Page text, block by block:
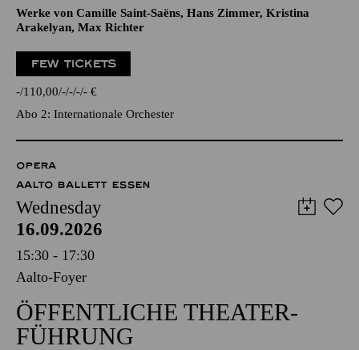
Werke von Camille Saint-Saëns, Hans Zimmer, Kristina
Arakelyan, Max Richter
FEW TICKETS
- 110,00 - - - - €
Abo 2: Internationale Orchester
OPERA
AALTO BALLETT ESSEN
Wednesday
16.09.2026
15:30 - 17:30
Aalto-Foyer
ÖFFENTLICHE THEATER­
FÜHRUNG